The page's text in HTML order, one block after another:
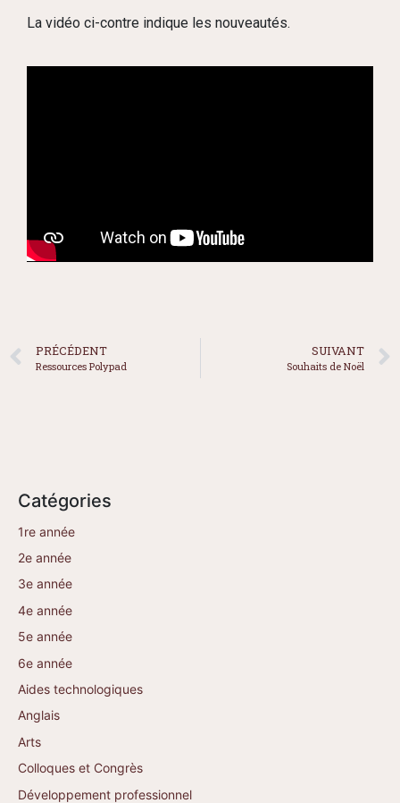
La vidéo ci-contre indique les nouveautés.
PRÉCÉDENT
Ressources Polypad
SUIVANT
Souhaits de Noël
Catégories
1re année
2e année
3e année
4e année
5e année
6e année
Aides technologiques
Anglais
Arts
Colloques et Congrès
Développement professionnel